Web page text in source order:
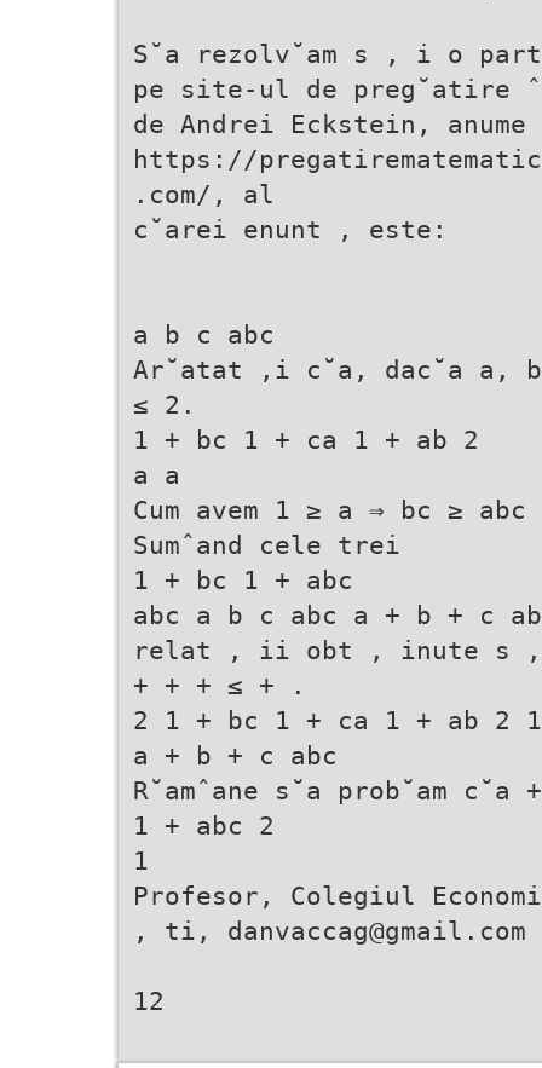
S˘a rezolv˘am s , i o
pe site-ul de preg˘atire
de Andrei Eckstein, anume
https://
.com/, al
c˘arei enunt , este:
a b c abc
Ar˘atat ,i c˘a, dac˘a
≤ 2.
1 + bc 1 + ca 1 + ab 2
a a
Cum avem 1 ≥ a ⇒ bc ≥
Sumˆand cele trei
1 + bc 1 + abc
abc a b c abc a + b + c
relat , ii obt , inute s , i
+ + + ≤ + .
2 1 + bc 1 + ca 1 + ab 2
a + b + c abc
R˘amˆane s˘a prob˘am c˘a
1 + abc 2
1
Profesor, Colegiul
, ti, danvaccag@gmail.com
12